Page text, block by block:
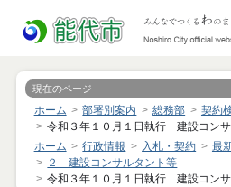
現在のページ
ホーム 部署別案内 総務部
契約
令和３年１０月１日執行 建設コン
ホーム
行政情報 入札・契約
最
２ 建設コンサルタント等
令和３年１０月１日執行 建設コン